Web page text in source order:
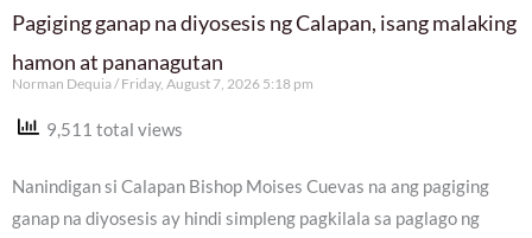
Pagiging ganap na diyosesis ng Calapan, isang malaking
hamon at pananagutan
Norman Dequia Friday, August 7, 2026 5:18 pm
9,511 total views
Nanindigan si Calapan Bishop Moises Cuevas na ang pagiging
ganap na diyosesis ay hindi simpleng pagkilala sa paglago ng